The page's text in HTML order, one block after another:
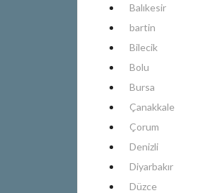
Balıkesir
bartin
Bilecik
Bolu
Bursa
Çanakkale
Çorum
Denizli
Diyarbakır
Düzce